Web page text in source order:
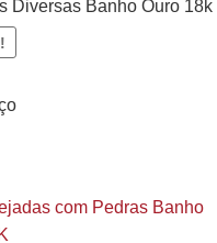
Diversas Banho Ouro 18k